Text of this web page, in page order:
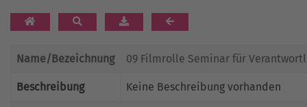
Name/Bezeichnung 09 Filmrolle Seminar für
Beschreibung Keine Beschreibung vorhanden